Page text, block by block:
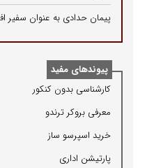
پیمان حدادی به عنوان سفیر
پیوندهای مفید
كارشناسی بدون كنكور
معرفی بروكر ترندو
خرید اسپرسو ساز
پارتیشن اداری